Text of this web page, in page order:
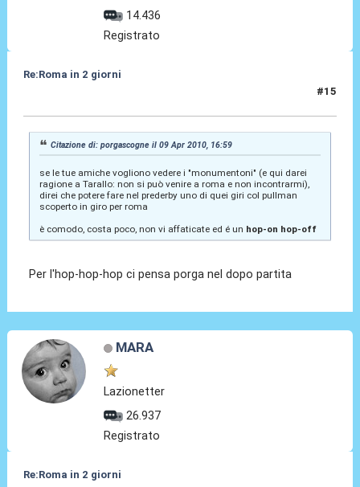
14.436
Registrato
Re:Roma in 2 giorni
#15
Citazione di: porgascogne il 09 Apr 2010, 16:59
se le tue amiche vogliono vedere i "monumentoni" (e qui darei
ragione a Tarallo: non si può venire a roma e non incontrarmi),
direi che potere fare nel prederby uno di quei giri col pullman
scoperto in giro per roma
è comodo, costa poco, non vi affaticate ed é un hop-on hop-off
Per l'hop-hop-hop ci pensa porga nel dopo partita
MARA
Lazionetter
26.937
Registrato
Re:Roma in 2 giorni